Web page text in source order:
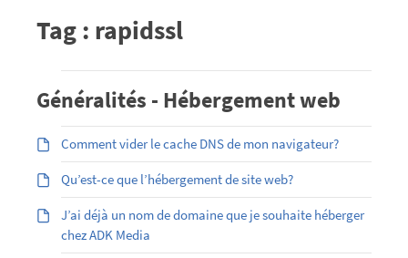
Tag : rapidssl
Généralités - Hébergement web
Comment vider le cache DNS de mon navigateur?
Qu’est-ce que l’hébergement de site web?
J’ai déjà un nom de domaine que je souhaite héberger
chez ADK Media